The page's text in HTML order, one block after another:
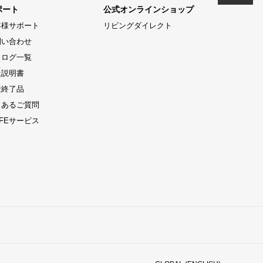
ート
サポート
合わせ
グ一覧
明書
了品
るご質問
サービス
公式オンラインショップ
リビングダイレクト